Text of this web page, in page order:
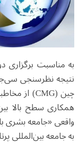
به مناسبت
نتیجه نظرسنجی
چین(CMG) از
همکاری سطح بالا
واقعی «جامعه بشری
به جامعه بین‌المللی